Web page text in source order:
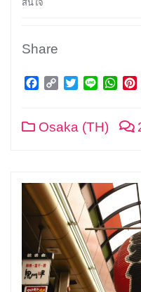
สนใจ
Share
Facebook
Copy TwitterLine
Osaka (TH)